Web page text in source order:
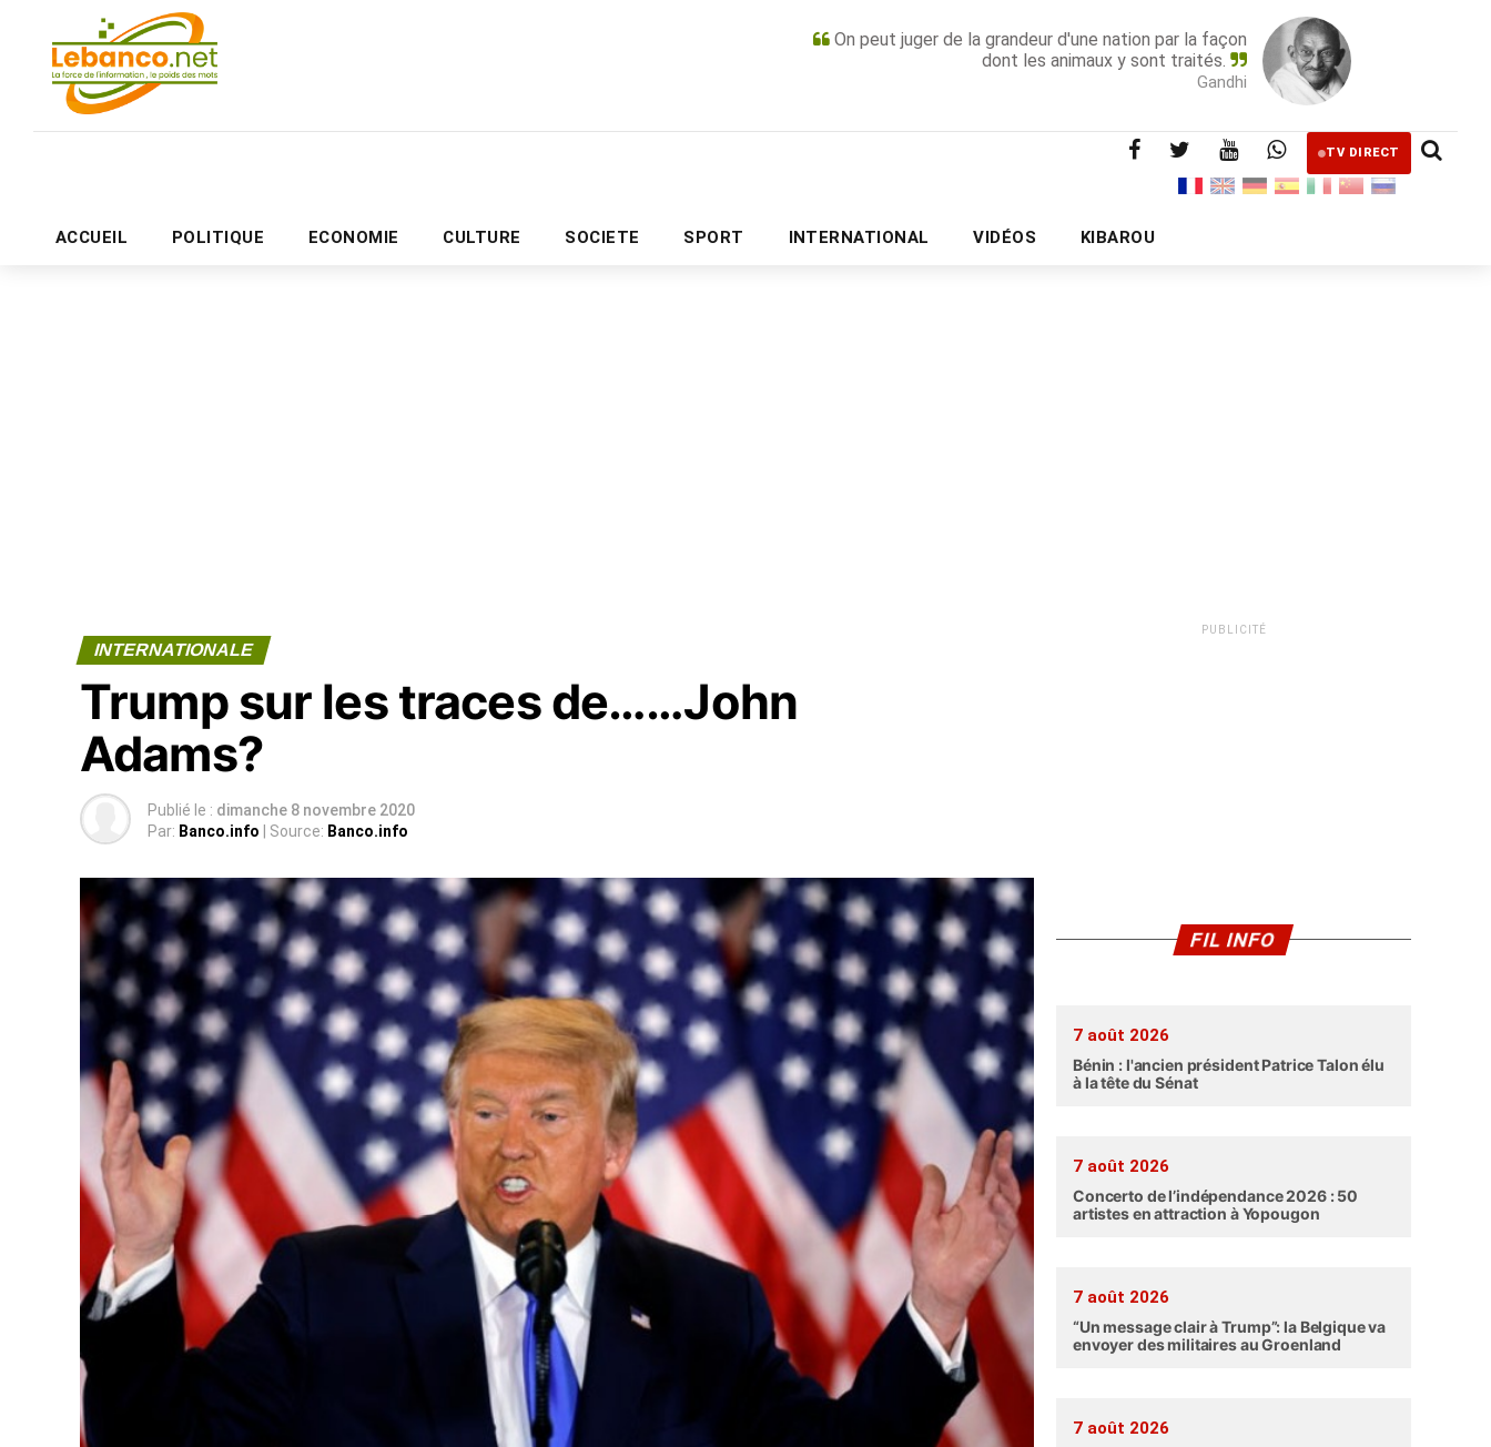
On peut juger de la grandeur d'une nation par la façon
dont les animaux y sont traités.
Gandhi
TV DIRECT
ACCUEIL POLITIQUE ECONOMIE CULTURE SOCIETE SPORT INTERNATIONAL VIDÉOS KIBAROU
PUBLICITÉ
INTERNATIONALE
Trump sur les traces de……John
Adams?
Publié le : dimanche 8 novembre 2020
Par: Banco.info | Source: Banco.info
PUBLICITÉ
FIL INFO
7 août 2026
Bénin : l'ancien président Patrice Talon élu
à la tête du Sénat
7 août 2026
Concerto de l’indépendance 2026 : 50
artistes en attraction à Yopougon
7 août 2026
“Un message clair à Trump”: la Belgique va
envoyer des militaires au Groenland
7 août 2026